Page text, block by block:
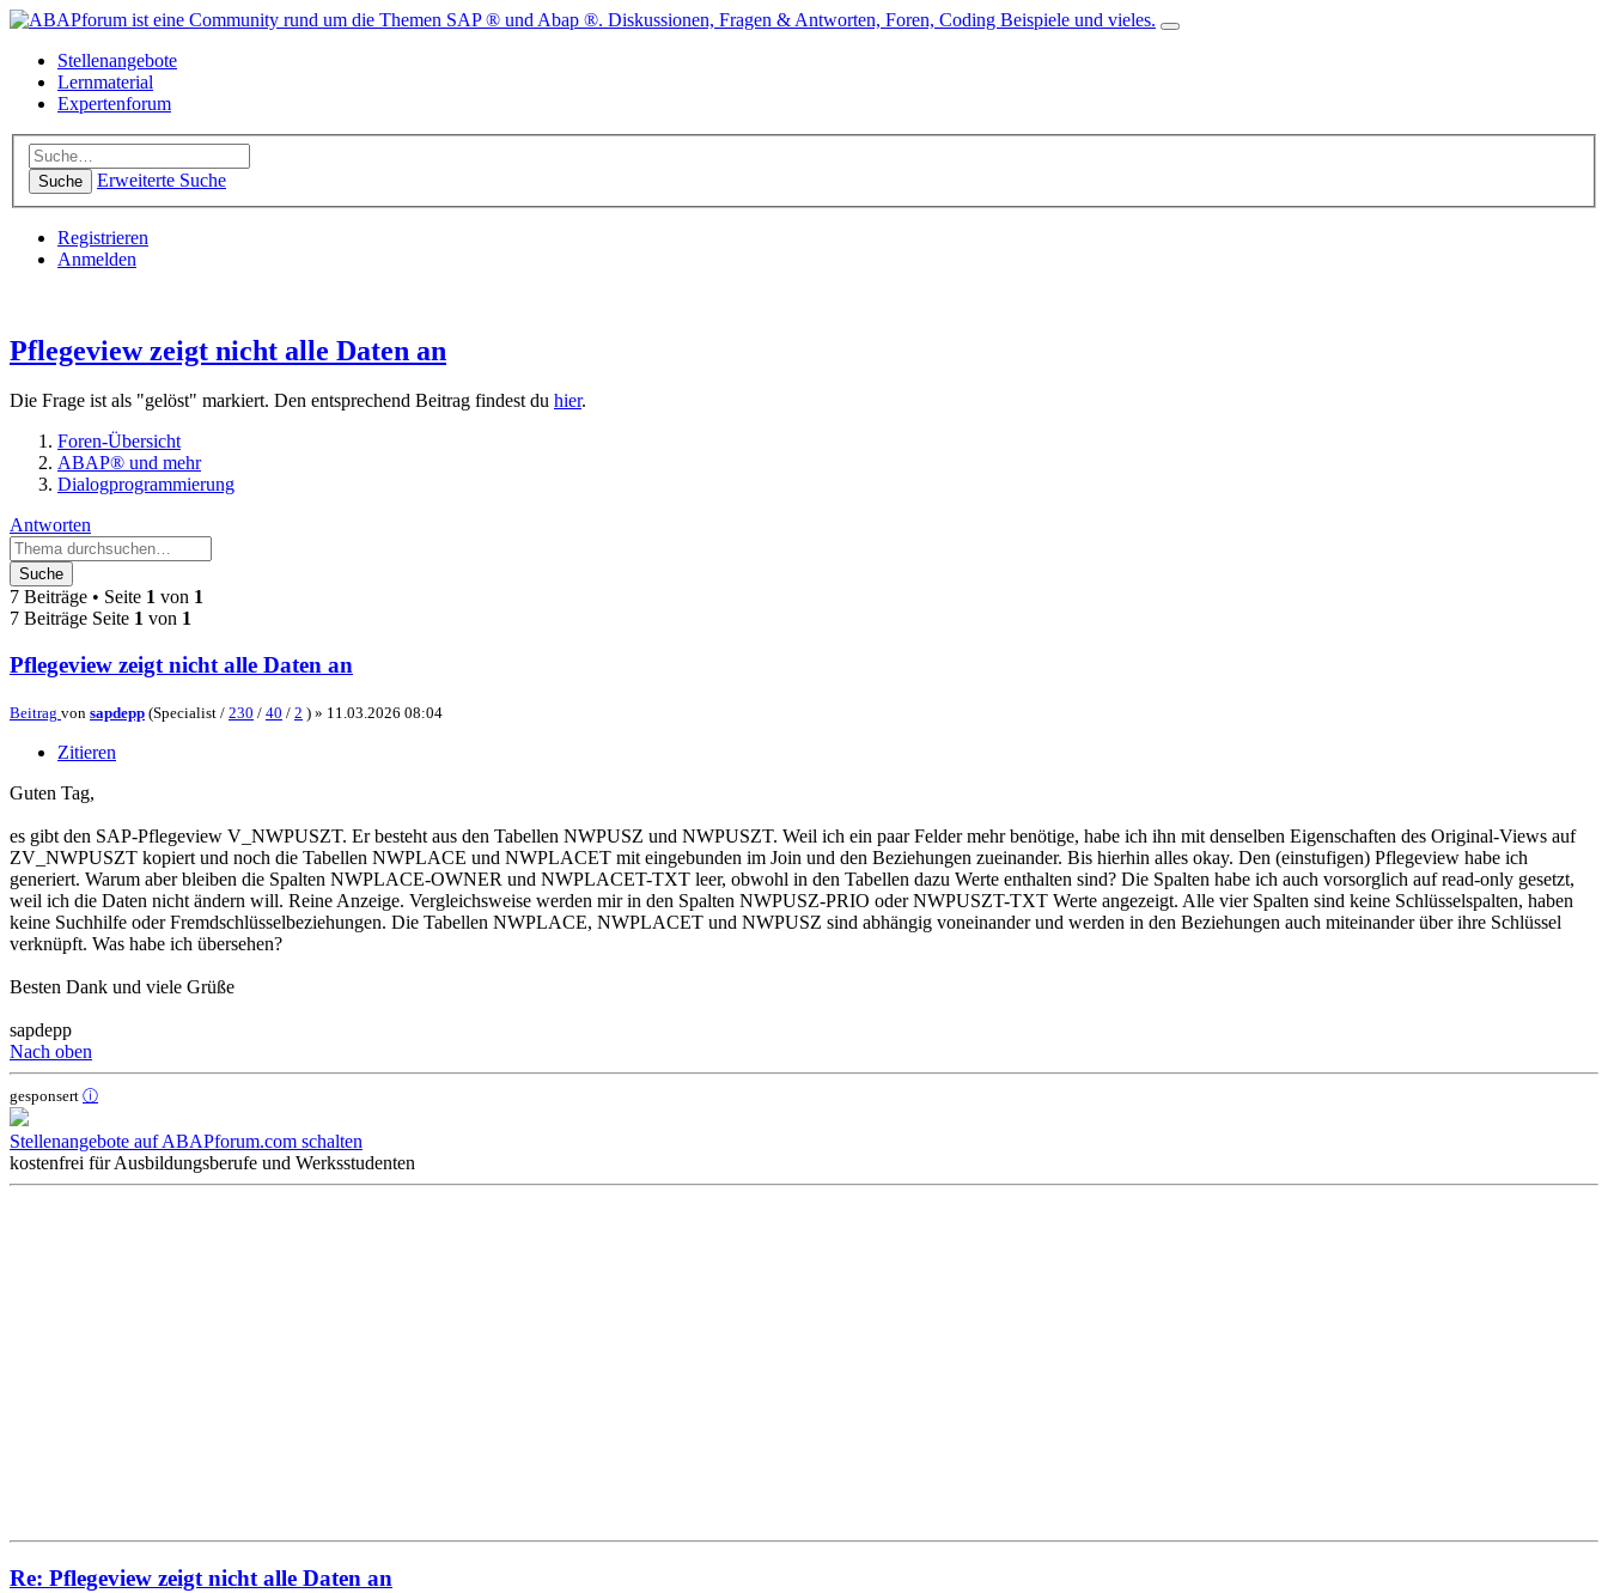
Stellenangebote
Lernmaterial
Expertenforum
Suche Erweiterte Suche
Registrieren
Anmelden
Pflegeview zeigt nicht alle Daten an
Die Frage ist als "gelöst" markiert. Den entsprechend Beitrag findest du hier.
Foren-Übersicht
ABAP® und mehr
Dialogprogrammierung
Antworten
Suche
7 Beiträge • Seite 1 von 1
7 Beiträge Seite 1 von 1
Pflegeview zeigt nicht alle Daten an
Beitrag von sapdepp (Specialist / 230 / 40 / 2 ) » 11.03.2026 08:04
Zitieren
Guten Tag,
es gibt den SAP-Pflegeview V_NWPUSZT. Er besteht aus den Tabellen NWPUSZ und NWPUSZT. Weil ich ein paar Felder mehr benötige, habe ich ihn mit denselben Eigenschaften des Original-Views auf
ZV_NWPUSZT kopiert und noch die Tabellen NWPLACE und NWPLACET mit eingebunden im Join und den Beziehungen zueinander. Bis hierhin alles okay. Den (einstufigen) Pflegeview habe ich
generiert. Warum aber bleiben die Spalten NWPLACE-OWNER und NWPLACET-TXT leer, obwohl in den Tabellen dazu Werte enthalten sind? Die Spalten habe ich auch vorsorglich auf read-only gesetzt,
weil ich die Daten nicht ändern will. Reine Anzeige. Vergleichsweise werden mir in den Spalten NWPUSZ-PRIO oder NWPUSZT-TXT Werte angezeigt. Alle vier Spalten sind keine Schlüsselspalten, haben
keine Suchhilfe oder Fremdschlüsselbeziehungen. Die Tabellen NWPLACE, NWPLACET und NWPUSZ sind abhängig voneinander und werden in den Beziehungen auch miteinander über ihre Schlüssel
verknüpft. Was habe ich übersehen?
Besten Dank und viele Grüße
sapdepp
Nach oben
gesponsert ⓘ
Stellenangebote auf ABAPforum.com schalten
kostenfrei für Ausbildungsberufe und Werksstudenten
Re: Pflegeview zeigt nicht alle Daten an